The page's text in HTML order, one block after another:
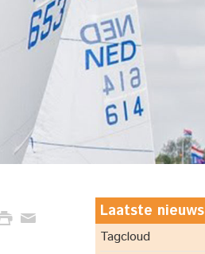
Laatste nieuws
Tagcloud